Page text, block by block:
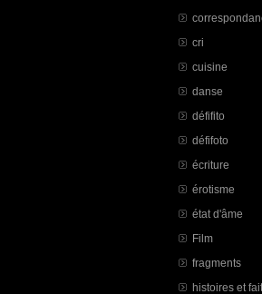
cri
cuisine
danse
défifito
défifoto
écriture
érotisme
état d'âme
Film
fragments
histoires et